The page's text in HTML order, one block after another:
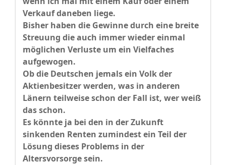
Verkauf daneben liege.
Bisher haben die Gewinne durch eine breite
Streuung die auch immer wieder einmal
möglichen Verluste um ein Vielfaches
aufgewogen.
Ob die Deutschen jemals ein Volk der
Aktienbesitzer werden, was in anderen
Länern teilweise schon der Fall ist, wer weiß
das schon.
Es könnte ja bei den in der Zukunft
sinkenden Renten zumindest ein Teil der
Lösung dieses Problems in der
Altersvorsorge sein.